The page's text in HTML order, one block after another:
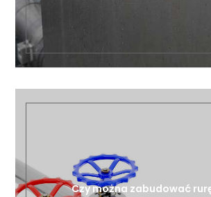
Czy można zabudować